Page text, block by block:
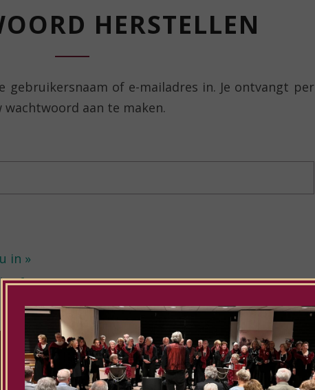
HERSTELLEN
HERSTELLEN
gebruikersnaam of e-mailadres in. Je ontvangt per
aan te maken.
in »
je nu in »